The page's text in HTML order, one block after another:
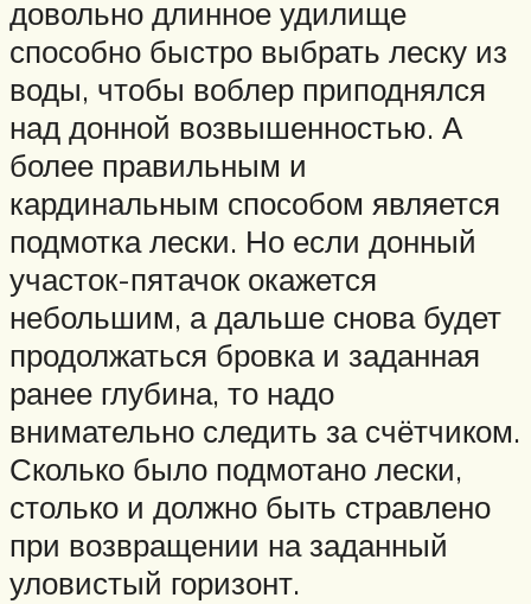
довольно длинное удилище
способно быстро выбрать леску из
воды, чтобы воблер приподнялся
над донной возвышенностью. А
более правильным и
кардинальным способом является
подмотка лески. Но если донный
участок-пятачок окажется
небольшим, а дальше снова будет
продолжаться бровка и заданная
ранее глубина, то надо
внимательно следить за счётчиком.
Сколько было подмотано лески,
столько и должно быть стравлено
при возвращении на заданный
уловистый горизонт.